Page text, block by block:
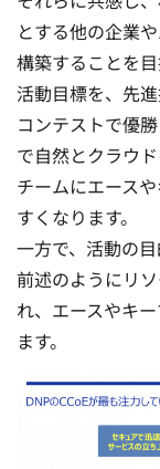
とする他の企業
構築することを目
活動目標を、先
コンテストで優
で自然とクラウ
チームにエース
すくなります。
一方で、活動の
前述のようにリ
れ、エースやキ
ます。